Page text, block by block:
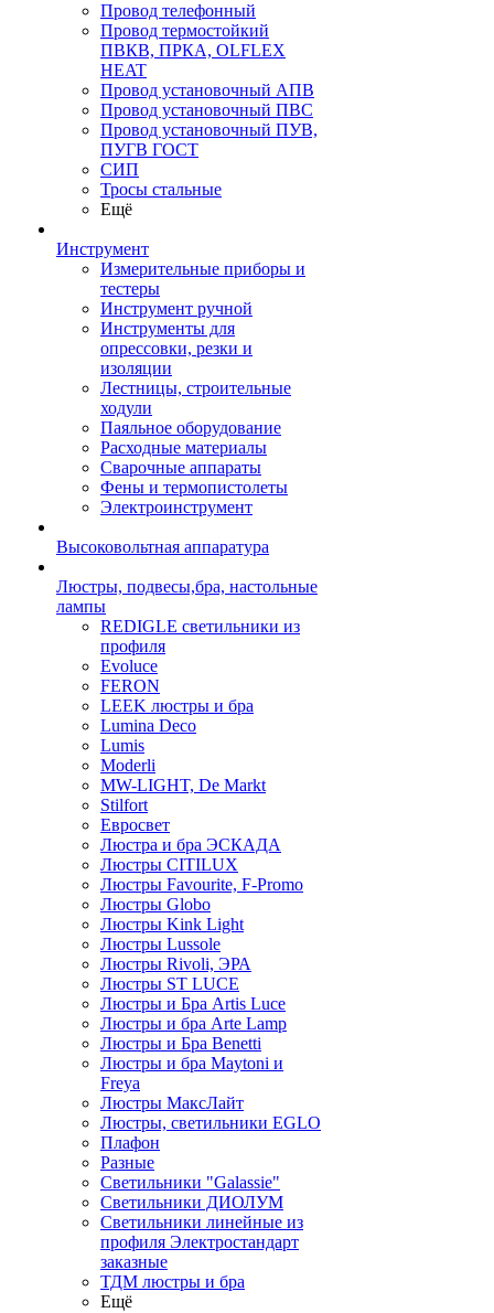
Провод телефонный
Провод термостойкий
ПВКВ, ПРКА, OLFLEX
HEAT
Провод установочный АПВ
Провод установочный ПВС
Провод установочный ПУВ,
ПУГВ ГОСТ
СИП
Тросы стальные
Ещё
Инструмент
Измерительные приборы и
тестеры
Инструмент ручной
Инструменты для
опрессовки, резки и
изоляции
Лестницы, строительные
ходули
Паяльное оборудование
Расходные материалы
Сварочные аппараты
Фены и термопистолеты
Электроинструмент
Высоковольтная аппаратура
Люстры, подвесы,бра, настольные
лампы
REDIGLE светильники из
профиля
Evoluce
FERON
LEEK люстры и бра
Lumina Deco
Lumis
Moderli
MW-LIGHT, De Markt
Stilfort
Евросвет
Люстра и бра ЭСКАДА
Люстры CITILUX
Люстры Favourite, F-Promo
Люстры Globo
Люстры Kink Light
Люстры Lussole
Люстры Rivoli, ЭРА
Люстры ST LUCE
Люстры и Бра Artis Luce
Люстры и бра Arte Lamp
Люстры и Бра Benetti
Люстры и бра Maytoni и
Freya
Люстры МаксЛайт
Люстры, светильники EGLO
Плафон
Разные
Светильники "Galassie"
Светильники ДИОЛУМ
Светильники линейные из
профиля Электростандарт
заказные
ТДМ люстры и бра
Ещё